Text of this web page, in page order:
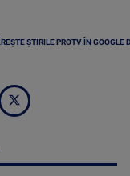
ȘTIRILE PROTV ÎN GOOGLE